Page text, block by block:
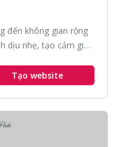
đến không gian rộng
dịu nhẹ, tạo cảm giác
Tạo website